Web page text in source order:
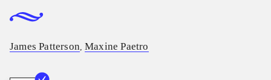
James Patterson, Maxine Paetro